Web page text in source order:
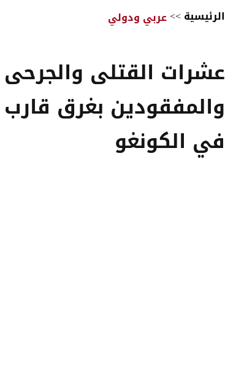
الرئيسية>>عربي ودولي
عشرات القتلى والجرحى
والمفقودين بغرق قارب
في الكونغو